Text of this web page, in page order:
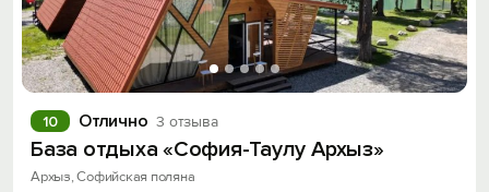
Отлично 3 отзыва
10
База отдыха «София-Таулу Архыз»
Архыз, Софийская поляна